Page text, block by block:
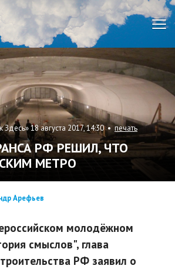
18 августа 2017, 14:30 •печать
РФ РЕШИЛ, ЧТО
МЕТРО
Арефьев
молодёжном
смыслов", глава
РФ заявил о